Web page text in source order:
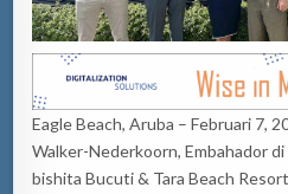
Eagle Beach, Aruba – Februari 7,
Walker-Nederkoorn, Embahador
bishita Bucuti & Tara Beach